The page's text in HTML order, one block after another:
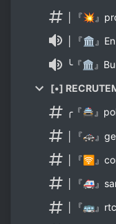
│『💥』
│『🏛』
╰『🏛』
[•]
╭『🚔』
│『🚓』
│『🛜』
│『🚑』
│『🚌』